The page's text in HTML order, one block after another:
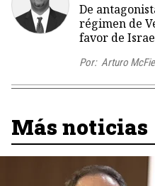
De
régimen de
favor de
Por: Arturo
Más noticias